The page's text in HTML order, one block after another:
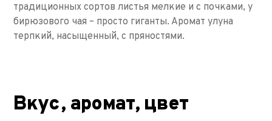
традиционных сортов листья мелкие и с почками, у
бирюзового чая – просто гиганты. Аромат улуна
терпкий, насыщенный, с пряностями.
Вкус, аромат, цвет